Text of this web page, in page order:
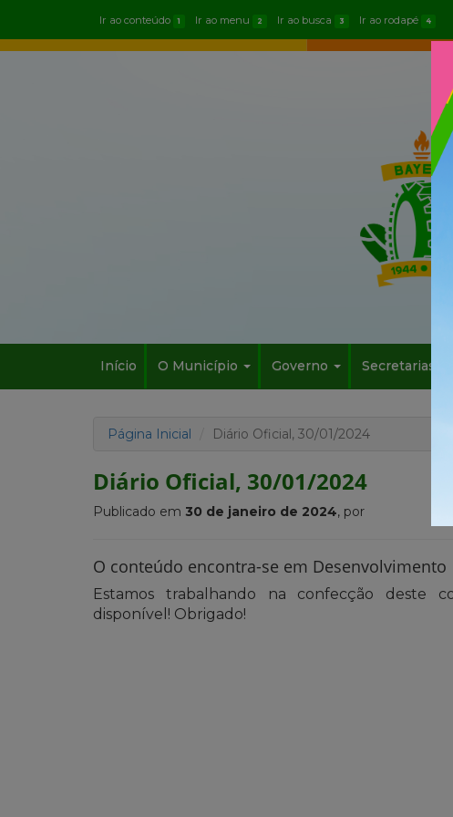
Ir ao conteúdo 1 Ir ao menu 2 Ir ao busca 3 Ir ao rodapé 4
Início O Município Governo Secretarias
Página Inicial Diário Oficial, 30/01/2024
Diário Oficial, 30/01/2024
Publicado em 30 de janeiro de 2024, por
O conteúdo encontra-se em Desenvolvimento
Estamos trabalhando na confecção deste
disponível! Obrigado!